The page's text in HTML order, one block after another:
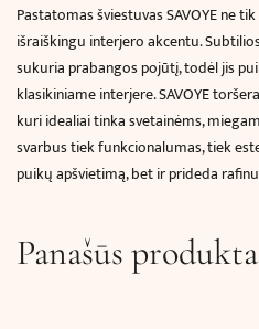
Pastatomas šviestuvas SAVOYE ne
išraiškingu interjero akcentu.
sukuria prabangos pojūtį, todėl jis
klasikiniame interjere. SAVOYE
kuri idealiai tinka svetainėms,
svarbus tiek funkcionalumas, tiek
puikų apšvietimą, bet ir prideda
Panašūs